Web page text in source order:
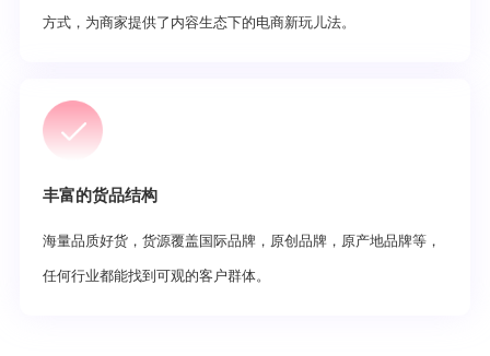
方式，为商家提供了内容生态下的电商新玩儿法。
丰富的货品结构
海量品质好货，货源覆盖国际品牌，原创品牌，原产地品牌等，
任何行业都能找到可观的客户群体。